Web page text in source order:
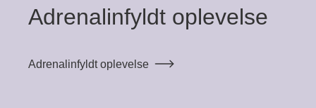
Adrenalinfyldt oplevelse
Adrenalinfyldt oplevelse